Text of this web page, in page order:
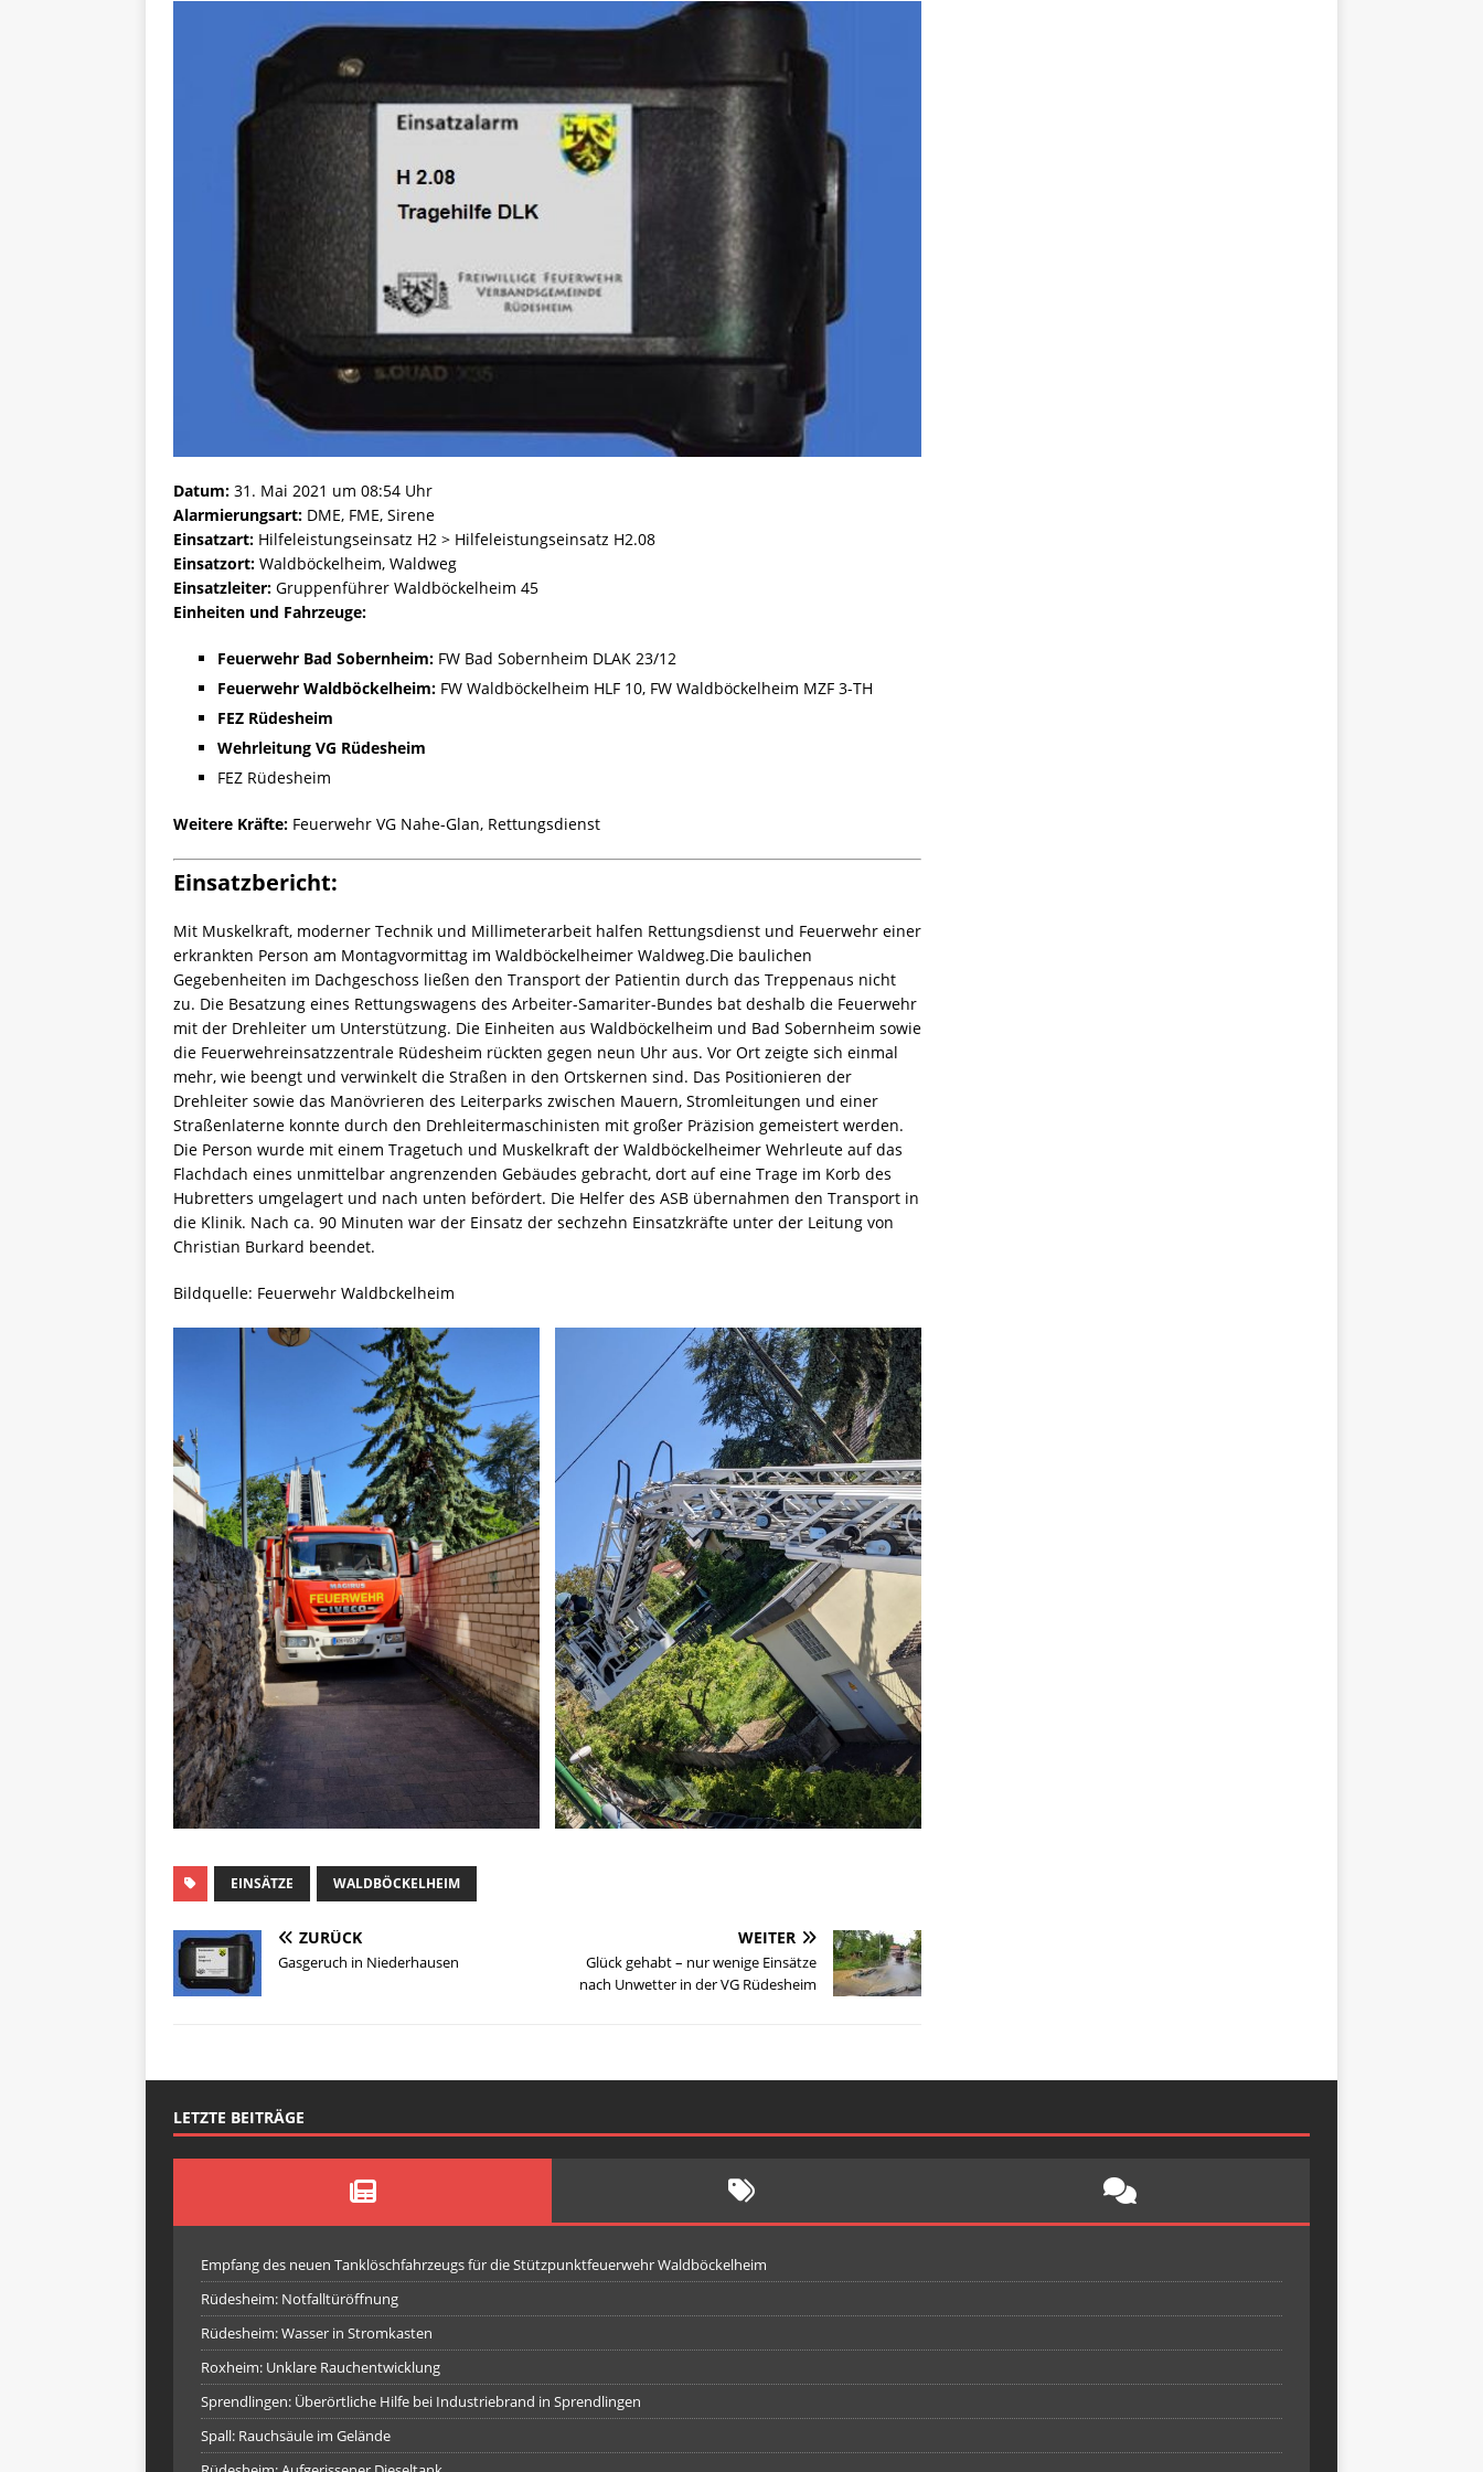
Datum: 31. Mai 2021 um 08:54 Uhr
Alarmierungsart: DME, FME, Sirene
Einsatzart: Hilfeleistungseinsatz H2 > Hilfeleistungseinsatz H2.08
Einsatzort: Waldböckelheim, Waldweg
Einsatzleiter: Gruppenführer Waldböckelheim 45
Einheiten und Fahrzeuge:
Feuerwehr Bad Sobernheim: FW Bad Sobernheim DLAK 23/12
Feuerwehr Waldböckelheim: FW Waldböckelheim HLF 10, FW Waldböckelheim MZF 3-TH
FEZ Rüdesheim
Wehrleitung VG Rüdesheim
FEZ Rüdesheim
Weitere Kräfte: Feuerwehr VG Nahe-Glan, Rettungsdienst
Einsatzbericht:
Mit Muskelkraft, moderner Technik und Millimeterarbeit halfen Rettungsdienst und Feuerwehr einer
erkrankten Person am Montagvormittag im Waldböckelheimer Waldweg.Die baulichen
Gegebenheiten im Dachgeschoss ließen den Transport der Patientin durch das Treppenaus nicht
zu. Die Besatzung eines Rettungswagens des Arbeiter-Samariter-Bundes bat deshalb die Feuerwehr
mit der Drehleiter um Unterstützung. Die Einheiten aus Waldböckelheim und Bad Sobernheim sowie
die Feuerwehreinsatzzentrale Rüdesheim rückten gegen neun Uhr aus. Vor Ort zeigte sich einmal
mehr, wie beengt und verwinkelt die Straßen in den Ortskernen sind. Das Positionieren der
Drehleiter sowie das Manövrieren des Leiterparks zwischen Mauern, Stromleitungen und einer
Straßenlaterne konnte durch den Drehleitermaschinisten mit großer Präzision gemeistert werden.
Die Person wurde mit einem Tragetuch und Muskelkraft der Waldböckelheimer Wehrleute auf das
Flachdach eines unmittelbar angrenzenden Gebäudes gebracht, dort auf eine Trage im Korb des
Hubretters umgelagert und nach unten befördert. Die Helfer des ASB übernahmen den Transport in
die Klinik. Nach ca. 90 Minuten war der Einsatz der sechzehn Einsatzkräfte unter der Leitung von
Christian Burkard beendet.
Bildquelle: Feuerwehr Waldbckelheim
EINSÄTZE WALDBÖCKELHEIM
ZURÜCK
Gasgeruch in Niederhausen
WEITER
Glück gehabt – nur wenige Einsätze
nach Unwetter in der VG Rüdesheim
LETZTE BEITRÄGE
Empfang des neuen Tanklöschfahrzeugs für die Stützpunktfeuerwehr Waldböckelheim
Rüdesheim: Notfalltüröffnung
Rüdesheim: Wasser in Stromkasten
Roxheim: Unklare Rauchentwicklung
Sprendlingen: Überörtliche Hilfe bei Industriebrand in Sprendlingen
Spall: Rauchsäule im Gelände